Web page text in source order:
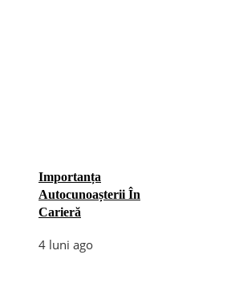
Importanța
Autocunoașterii În
Carieră
4 luni ago